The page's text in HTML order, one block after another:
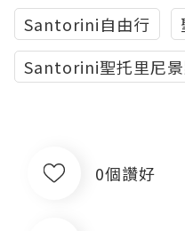
Santorini自由行
Santorini聖托里尼
0個讚好